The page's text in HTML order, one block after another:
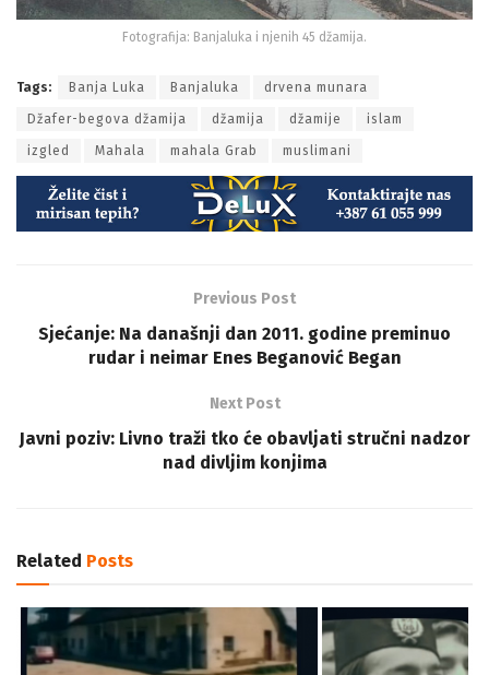
Fotografija: Banjaluka i njenih 45 džamija.
Tags: Banja Luka Banjaluka drvena munara
Džafer-begova džamija džamija džamije islam
izgled Mahala mahala Grab muslimani
Previous Post
Sjećanje: Na današnji dan 2011. godine preminuo
rudar i neimar Enes Beganović Began
Next Post
Javni poziv: Livno traži tko će obavljati stručni nadzor
nad divljim konjima
Related Posts